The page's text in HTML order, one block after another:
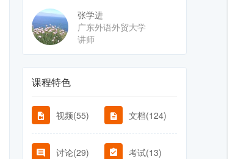
张学进
广东外语外贸大学
讲师
课程特色
视频(55) 文档(124)
讨论(29) 考试(13)